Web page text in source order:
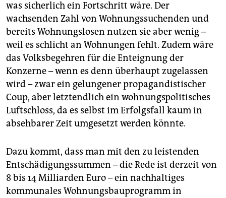
was sicherlich ein Fortschritt wäre. Der
wachsenden Zahl von Wohnungssuchenden und
bereits Wohnungslosen nutzen sie aber wenig –
weil es schlicht an Wohnungen fehlt. Zudem wäre
das Volksbegehren für die Enteignung der
Konzerne – wenn es denn überhaupt zugelassen
wird – zwar ein gelungener propagandistischer
Coup, aber letztendlich ein wohnungspolitisches
Luftschloss, da es selbst im Erfolgsfall kaum in
absehbarer Zeit umgesetzt werden könnte.
Dazu kommt, dass man mit den zu leistenden
Entschädigungssummen – die Rede ist derzeit von
8 bis 14 Milliarden Euro – ein nachhaltiges
kommunales Wohnungsbauprogramm in